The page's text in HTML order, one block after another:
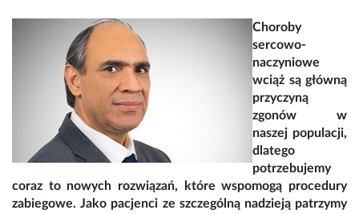
Choroby
sercowo-
naczyniowe
wciąż są główną
przyczyną
zgonów w
naszej populacji,
dlatego
potrzebujemy
coraz to nowych rozwiązań, które wspomogą procedury
zabiegowe. Jako pacjenci ze szczególną nadzieją patrzymy